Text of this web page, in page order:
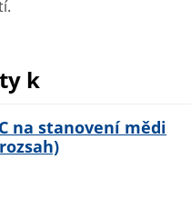
k
na stanovení mědi